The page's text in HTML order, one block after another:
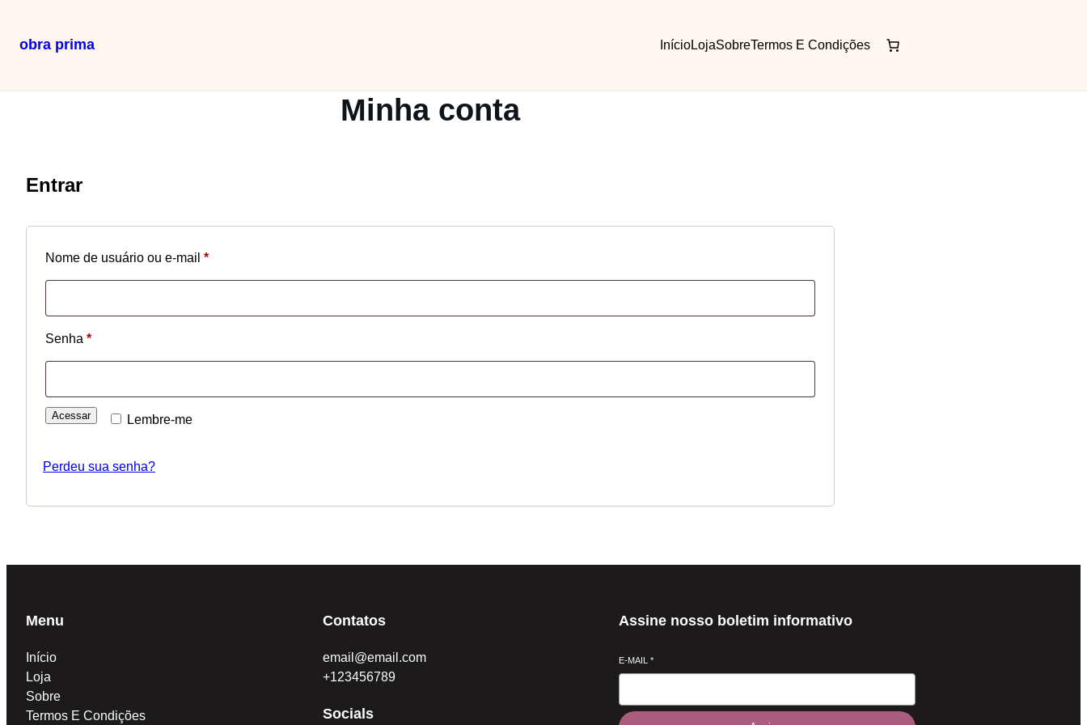
obra prima InícioLojaSobreTermos E Condições
Minha conta
Entrar
Nome de usuário ou e-mail *Obrigatório
Senha *Obrigatório
Lembre-me
Acessar
Perdeu sua senha?
Menu
Início
Loja
Sobre
Termos E Condições
Contatos
email@email.com
+123456789
Socials
Assine nosso boletim informativo
E-MAIL*